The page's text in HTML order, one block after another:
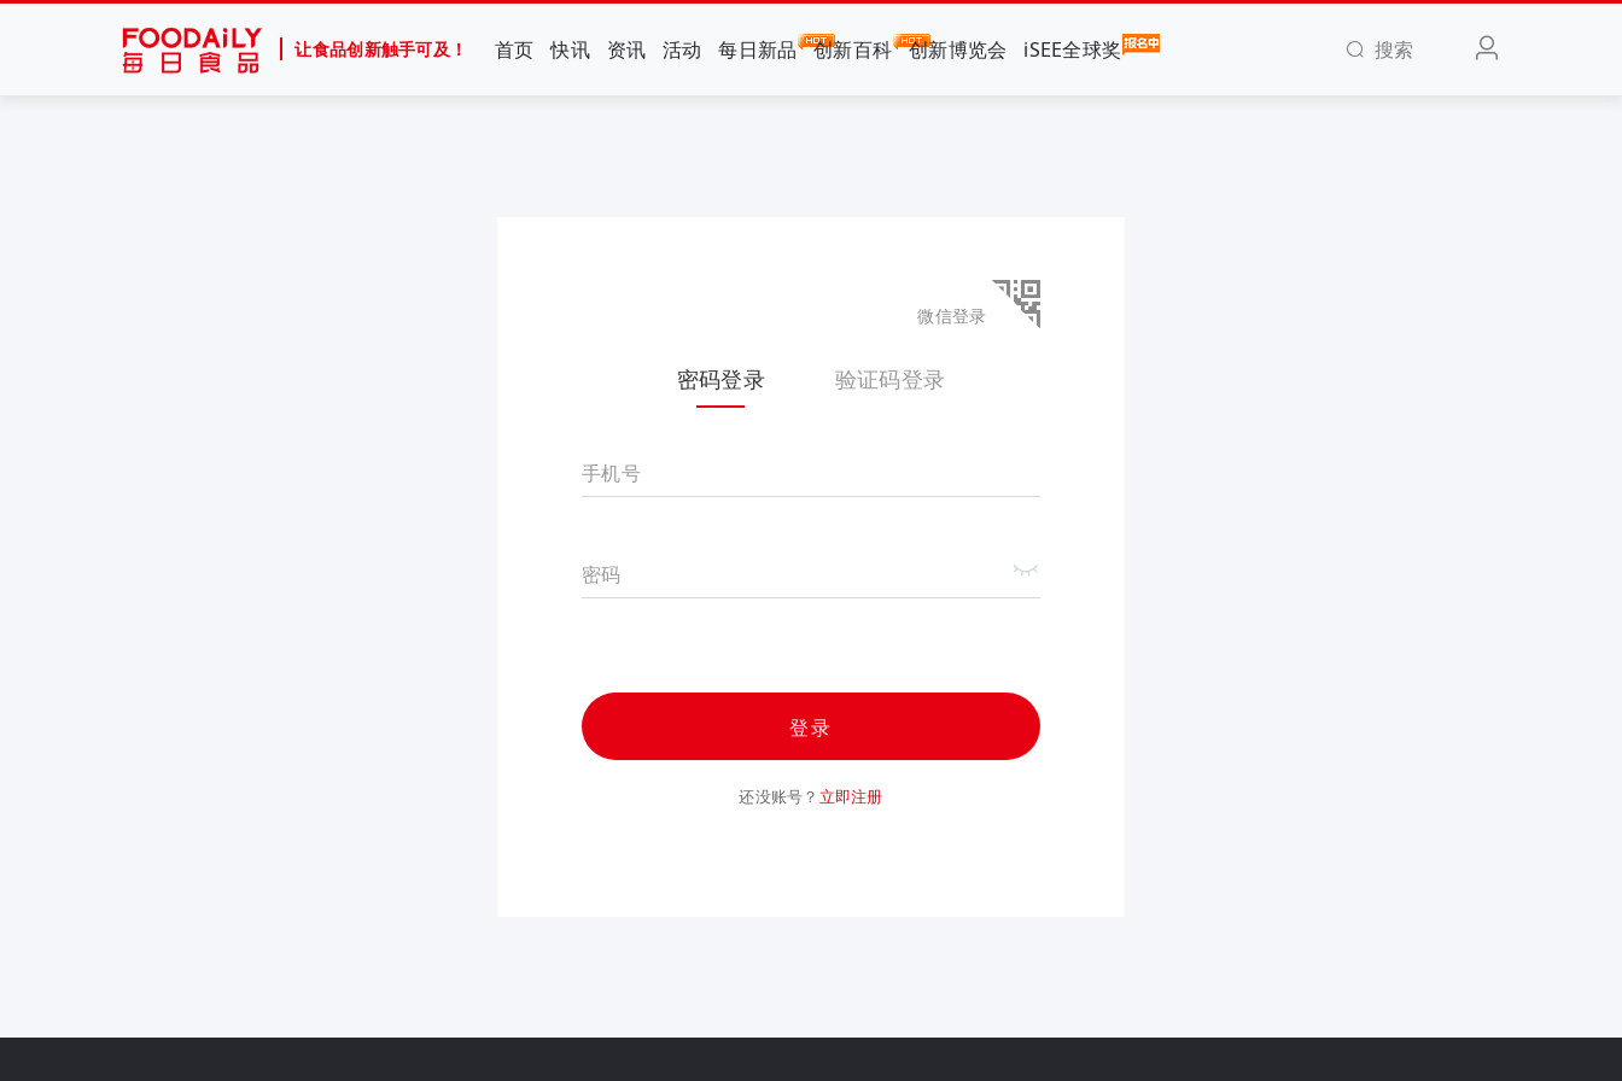
让食品创新触手可及！ 首页 快讯 资讯 活动 每日新品 创新百科 创新博览会 iSEE全球奖 搜索
微信登录
密码登录 验证码登录
手机号
密码
登录
还没账号？ 立即注册